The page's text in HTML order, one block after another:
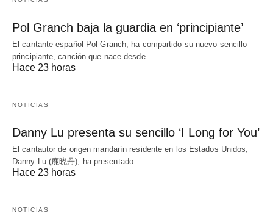
Pol Granch baja la guardia en ‘principiante’
El cantante español Pol Granch, ha compartido su nuevo sencillo
principiante, canción que nace desde…
Hace 23 horas
NOTICIAS
Danny Lu presenta su sencillo ‘I Long for You’
El cantautor de origen mandarín residente en los Estados Unidos,
Danny Lu (鹿晓丹), ha presentado…
Hace 23 horas
NOTICIAS